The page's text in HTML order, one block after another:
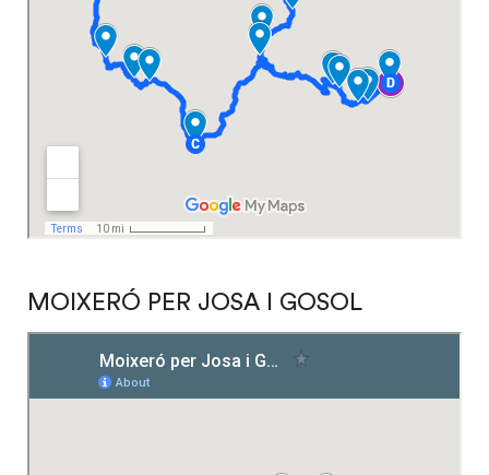
MOIXERÓ PER JOSA I GOSOL